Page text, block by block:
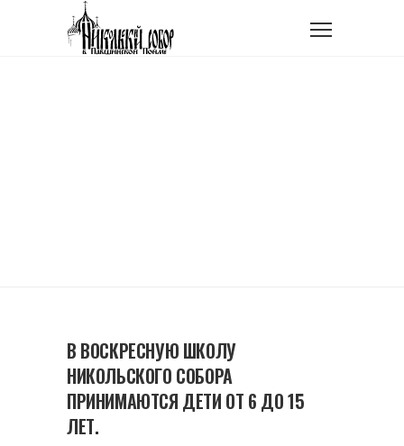
В ВОСКРЕСНУЮ ШКОЛУ
НИКОЛЬСКОГО СОБОРА
ПРИНИМАЮТСЯ ДЕТИ ОТ 6 ДО 15
ЛЕТ.